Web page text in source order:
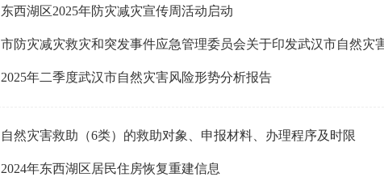
东西湖区2025年防灾减灾宣传周活动启动
2025年二季度武汉市自然灾害风险形势分析报告
自然灾害救助（6类）的救助对象、申报材料、办理程序及时限
2024年东西湖区居民住房恢复重建信息